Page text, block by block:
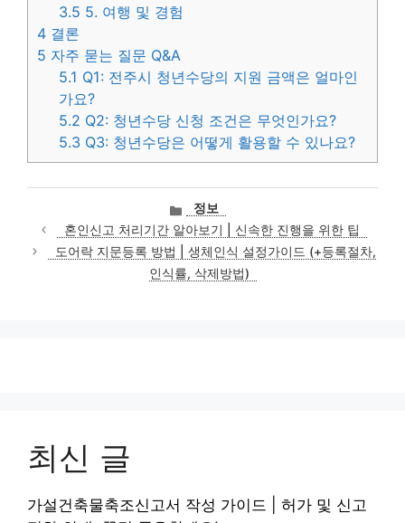
3.5 5. 여행 및 경험
4 결론
5 자주 묻는 질문 Q&A
5.1 Q1: 전주시 청년수당의 지원 금액은 얼마인
가요?
5.2 Q2: 청년수당 신청 조건은 무엇인가요?
5.3 Q3: 청년수당은 어떻게 활용할 수 있나요?
카
테
고
리
정보
혼인신고 처리기간 알아보기 | 신속한 진행을 위한 팁
도어락 지문등록 방법 | 생체인식 설정가이드 (+등록절차,
인식률, 삭제방법)
최신 글
가설건축물축조신고서 작성 가이드 | 허가 및 신고